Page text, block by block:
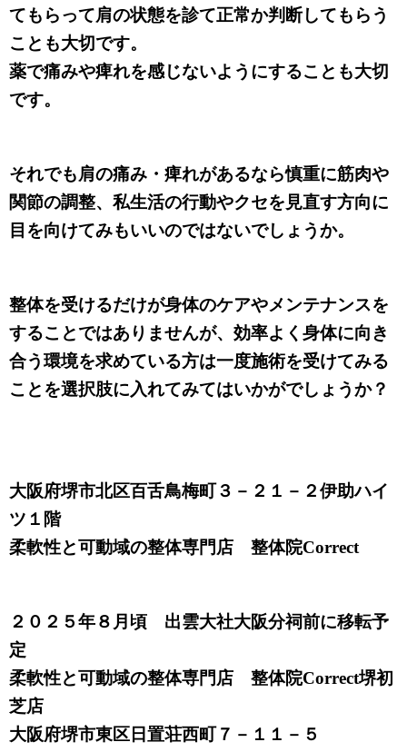
てもらって肩の状態を診て正常か判断してもらう
ことも大切です。
薬で痛みや痺れを感じないようにすることも大切
です。
それでも肩の痛み・痺れがあるなら慎重に筋肉や
関節の調整、私生活の行動やクセを見直す方向に
目を向けてみもいいのではないでしょうか。
整体を受けるだけが身体のケアやメンテナンスを
することではありませんが、効率よく身体に向き
合う環境を求めている方は一度施術を受けてみる
ことを選択肢に入れてみてはいかがでしょうか？
大阪府堺市北区百舌鳥梅町３－２１－２伊助ハイ
ツ１階
柔軟性と可動域の整体専門店 整体院Correct
２０２５年８月頃 出雲大社大阪分祠前に移転予
定
柔軟性と可動域の整体専門店 整体院Correct堺初
芝店
大阪府堺市東区日置荘西町７－１１－５